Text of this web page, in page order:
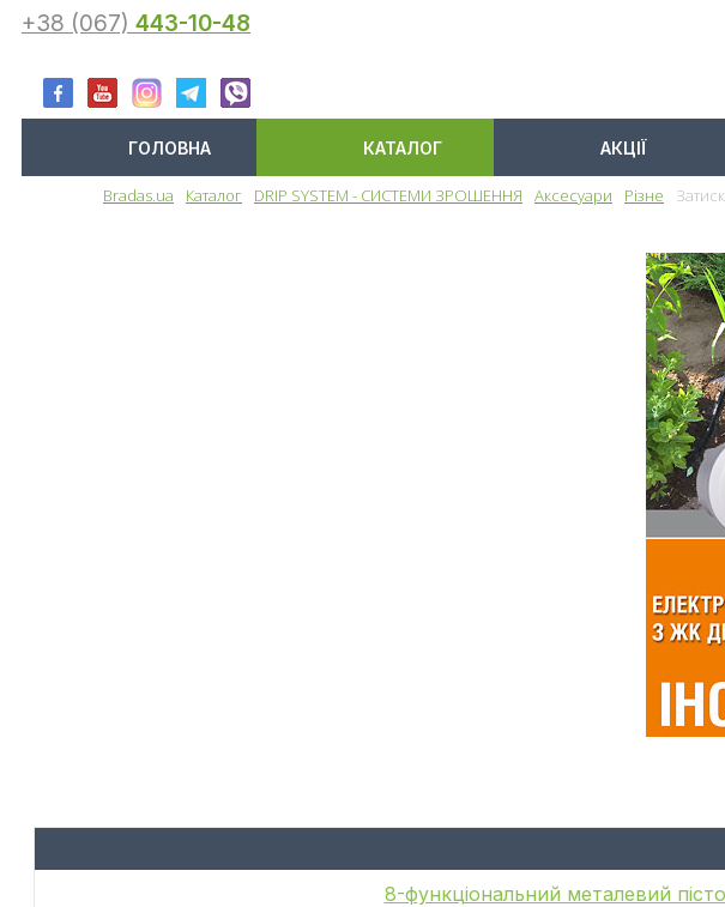
+38 (067) 443-10-48
ГОЛОВНА КАТАЛОГ АКЦІЇ
Bradas.ua Каталог DRIP SYSTEM - СИСТЕМИ ЗРОШЕННЯ Аксесуари Різне
8-функціональний металевий